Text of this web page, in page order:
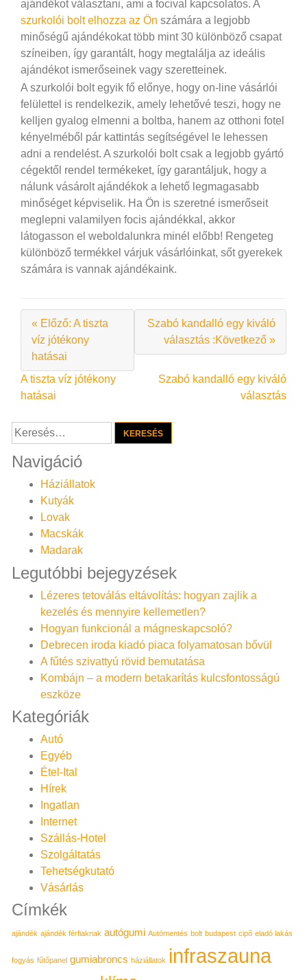
ajándékot választani, ami a focival kapcsolatos. A
szurkolói bolt elhozza az Ön számára a legjobb
minőségű ajándékokat több mint 30 különböző csapat
színeiben, így garantált, hogy megtalálja az ideális
ajándékot ismerőseinek vagy szeretteinek.
A szurkolói bolt egyik fő előnye, hogy on-line vásárlói
felülettel is rendelkezik, amely lehetővé teszi, hogy ne
kelljen gyalog elmenni a boltba, hanem az otthoni fotel
kényelméből pár kattintás segítségével le lehessen
adni a rendelést. A szurkolói bolt csak a legjobb gyártó
cégektől rendel termékeket, így garantáljuk, hogy a
nálunk vásárolt ajándékok a lehető legmagasabb
minőséget képviselik. Ha Ön is szeretné ismerőseit
meglepni valamilyen focis ajándékkal, akkor
látogasson el weboldalunkra minél előbb! Rengeteg
különböző termékkel várjuk vásárlóinkat, sőt gyerekek
számára is vannak ajándékaink.
« Előző: A tiszta
víz jótékony
hatásai
Szabó kandalló egy kiváló
választás :Következő »
Bejegyzés
navigáció
A tiszta víz jótékony
hatásai
Szabó kandalló egy kiváló
választás
Keresés:
Navigáció
Háziállatok
Kutyák
Lovak
Macskák
Madarak
Legutóbbi bejegyzések
Lézeres tetoválás eltávolítás: hogyan zajlik a
kezelés és mennyire kellemetlen?
Hogyan funkcionál a mágneskapcsoló?
Debrecen iroda kiadó piaca folyamatosan bővül
A fűtés szivattyú rövid bemutatása
Kombájn – a modern betakarítás kulcsfontosságú
eszköze
Kategóriák
Autó
Egyéb
Étel-Ital
Hírek
Ingatlan
Internet
Szállás-Hotel
Szolgáltatás
Tehetségkutató
Vásárlás
Címkék
ajándék ajándék férfiaknak autógumi Autómentés bolt budapest cipő eladó lakás
fogyás fűtőpanel gumiabroncs háziállatok infraszauna